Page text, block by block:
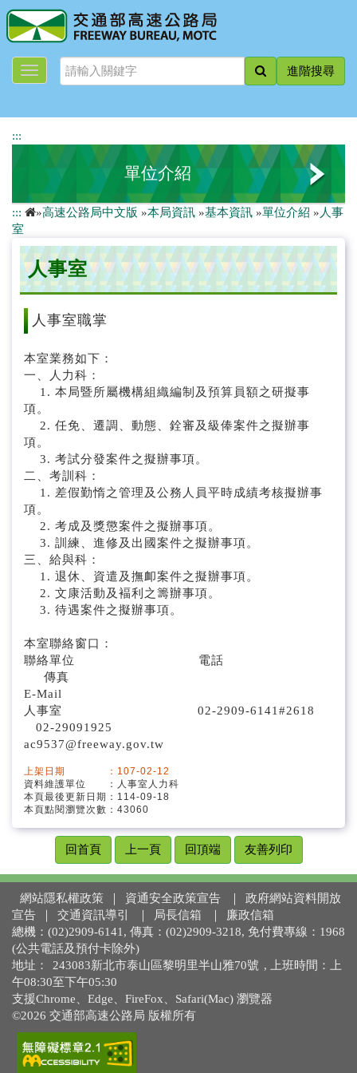
跳
到
主
進階搜尋
:::
單位介紹
綜合組
交通管理組
業務組
規劃組
工務組
路產組
秘書室
人事室
主計室
政風室
資訊室
北區養護工程分局
中區養護工程分局
南區養護工程分局
第一新建工程分局
::: »高速公路局中文版 »本局資訊 »基本資訊 »單位介紹 » 人事
室
人事室
人事室職掌
本室業務如下：
一、人力科：
1. 本局暨所屬機構組織編制及預算員額之研擬事
項。
2. 任免、遷調、動態、銓審及級俸案件之擬辦事
項。
3. 考試分發案件之擬辦事項。
二、考訓科：
1. 差假勤惰之管理及公務人員平時成績考核擬辦事
項。
2. 考成及獎懲案件之擬辦事項。
3. 訓練、進修及出國案件之擬辦事項。
三、給與科：
1. 退休、資遣及撫卹案件之擬辦事項。
2. 文康活動及褔利之籌辦事項。
3. 待遇案件之擬辦事項。
本室聯絡窗口：
聯絡單位 電話
傳真
E-Mail
人事室 02-2909-6141#2618
02-29091925
ac9537@freeway.gov.tw
上架日期 ：107-02-12
資料維護單位 ：人事室人力科
本頁最後更新日期：114-09-18
本頁點閱瀏覽次數：43060
回首頁 上一頁 回頂端 友善列印
網站隱私權政策 資通安全政策宣告
政府網站資料開放
宣告
交通資訊導引 局長信箱
廉政信箱
總機：(02)2909-6141, 傳真：(02)2909-3218, 免付費專線：1968
(公共電話及預付卡除外)
地址：
243083新北市泰山區黎明里半山雅70號 , 上班時間：上
午08:30至下午05:30
支援Chrome、Edge、FireFox、Safari(Mac) 瀏覽器
©2026 交通部高速公路局 版權所有